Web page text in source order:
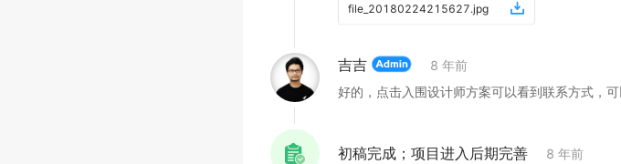
file_20180224215627.jpg
吉吉
8 年前
好的，点击入围设计师方案可以看到联系方式，
初稿完成；项目进入后期完善 8 年前